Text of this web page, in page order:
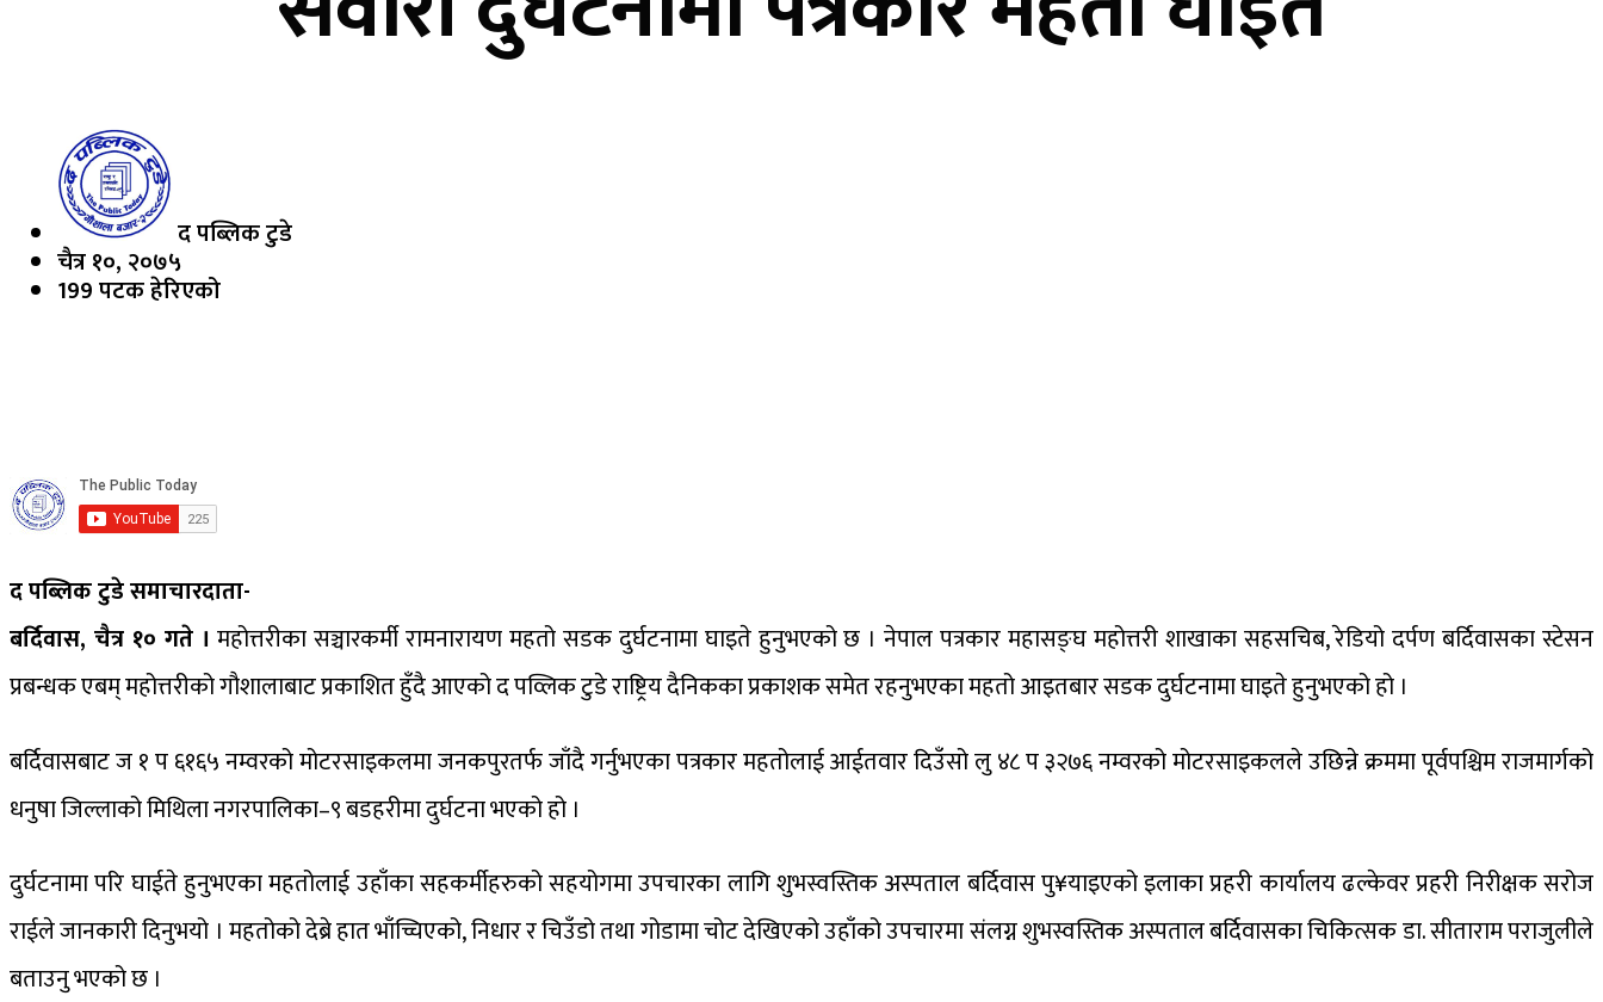
द पब्लिक टुडे
चैत्र १०, २०७५
199 पटक हेरिएको
द पब्लिक टुडे समाचारदाता-
बर्दिवास, चैत्र १० गते । महोत्तरीका सञ्चारकर्मी रामनारायण महतो सडक दुर्घटनामा घाइते हुनुभएको छ । नेपाल पत्रकार महासङ्घ महोत्तरी शाखाका सहसचिब, रेडियो दर्पण बर्दिवासका स्टेसन
प्रबन्धक एबम् महोत्तरीको गौशालाबाट प्रकाशित हुँदै आएको द पव्लिक टुडे राष्ट्रिय दैनिकका प्रकाशक समेत रहनुभएका महतो आइतबार सडक दुर्घटनामा घाइते हुनुभएको हो ।
बर्दिवासबाट ज १ प ६१६५ नम्वरको मोटरसाइकलमा जनकपुरतर्फ जाँदै गर्नुभएका पत्रकार महतोलाई आईतवार दिउँसो लु ४८ प ३२७६ नम्वरको मोटरसाइकलले उछिन्ने क्रममा पूर्वपश्चिम राजमार्गको
धनुषा जिल्लाको मिथिला नगरपालिका–९ बडहरीमा दुर्घटना भएको हो ।
दुर्घटनामा परि घाईते हुनुभएका महतोलाई उहाँका सहकर्मीहरुको सहयोगमा उपचारका लागि शुभस्वस्तिक अस्पताल बर्दिवास पु¥याइएको इलाका प्रहरी कार्यालय ढल्केवर प्रहरी निरीक्षक सरोज
राईले जानकारी दिनुभयो । महतोको देब्रे हात भाँच्चिएको, निधार र चिउँडो तथा गोडामा चोट देखिएको उहाँको उपचारमा संलग्न शुभस्वस्तिक अस्पताल बर्दिवासका चिकित्सक डा. सीताराम पराजुलीले
बताउनु भएको छ ।